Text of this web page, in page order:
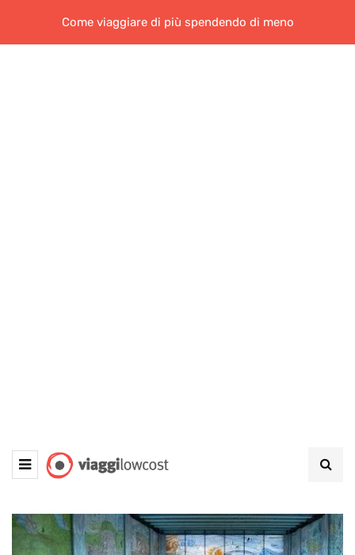
Come viaggiare di più spendendo di meno